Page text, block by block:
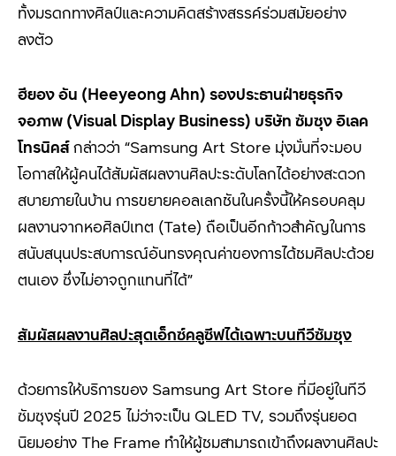
ทั้งมรดกทางศิลป์และความคิดสร้างสรรค์ร่วมสมัยอย่าง
ลงตัว
ฮียอง อัน (Heeyeong Ahn) รองประธานฝ่ายธุรกิจ
จอภาพ (Visual Display Business) บริษัท ซัมซุง อิเลค
โทรนิคส์กล่าวว่า “Samsung Art Store มุ่งมั่นที่จะมอบ
โอกาสให้ผู้คนได้สัมผัสผลงานศิลปะระดับโลกได้อย่างสะดวก
สบายภายในบ้าน การขยายคอลเลกชันในครั้งนี้ให้ครอบคลุม
ผลงานจากหอศิลป์เทต (Tate) ถือเป็นอีกก้าวสำคัญในการ
สนับสนุนประสบการณ์อันทรงคุณค่าของการได้ชมศิลปะด้วย
ตนเอง ซึ่งไม่อาจถูกแทนที่ได้”
สัมผัสผลงานศิลปะสุดเอ็กซ์คลูซีฟได้เฉพาะบนทีวีซัมซุง
ด้วยการให้บริการของ Samsung Art Store ที่มีอยู่ในทีวี
ซัมซุงรุ่นปี 2025ไม่ว่าจะเป็น QLED TV, รวมถึงรุ่นยอด
นิยมอย่าง The Frame ทำให้ผู้ชมสามารถเข้าถึงผลงานศิลปะ